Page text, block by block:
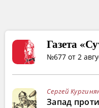
Газета
№677 от 2
Сергей
Запад